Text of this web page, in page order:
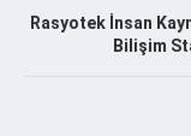
Rasyotek İnsan
Bilişim